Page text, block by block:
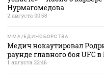
Нурмагомедова
2 августа 00:58
MMA/ЕДИНОБОРСТВА
Медич нокаутировал
раунде главного боя UFC в
1 августа 22:46